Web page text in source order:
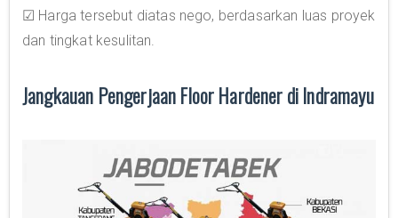
☑ Harga tersebut diatas nego, berdasarkan luas proyek
dan tingkat kesulitan.
Jangkauan Pengerjaan Floor Hardener di Indramayu